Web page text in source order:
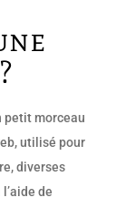
petit morceau
utilisé pour
diverses
de